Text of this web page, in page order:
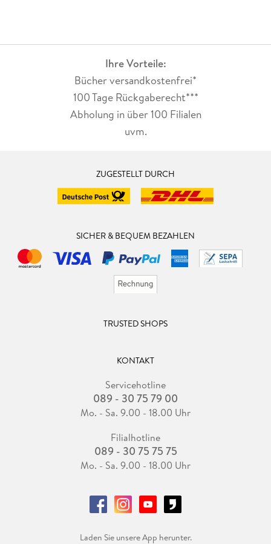
Ihre Vorteile:
Bücher versandkostenfrei*
100 Tage Rückgaberecht***
Abholung in über 100 Filialen
uvm.
ZUGESTELLT DURCH
SICHER & BEQUEM BEZAHLEN
TRUSTED SHOPS
KONTAKT
Servicehotline
089 - 30 75 79 00
Mo. - Sa. 9.00 - 18.00 Uhr
Filialhotline
089 - 30 75 75 75
Mo. - Sa. 9.00 - 18.00 Uhr
Laden Sie unsere App herunter.